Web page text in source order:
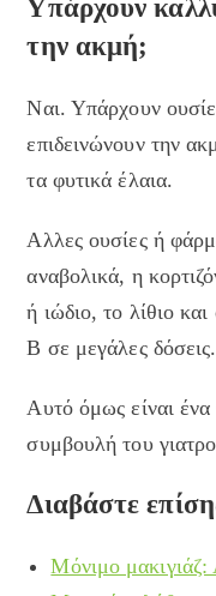
Υπάρχουν
την ακμή;
Ναι. Υπάρχουν
επιδεινώνουν την
τα φυτικά έλαια.
Αλλες ουσίες ή
αναβολικά, η
ή ιώδιο, το λίθιο και
Β σε μεγάλες δόσεις.
Αυτό όμως είναι
συμβουλή του
Διαβάστε
Μόνιμο